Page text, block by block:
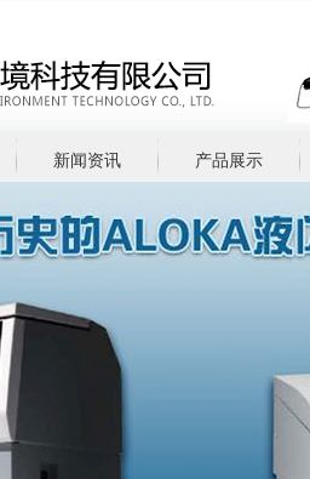
新闻资讯 产品展示